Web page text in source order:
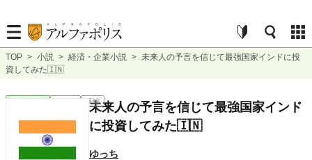
TOP > 小説 > 経済・企業小説 > 未来人の予言を信じて最強国家インドに投
資してみた🇮🇳
長編
未来人の予言を信じて最強国家インド
に投資してみた🇮🇳
ゆっち